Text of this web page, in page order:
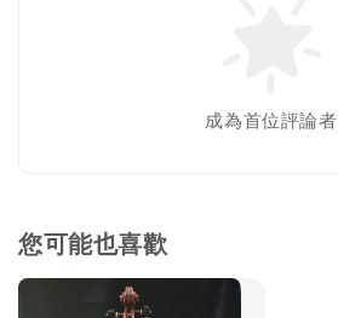
成為首位評論者
您可能也喜歡